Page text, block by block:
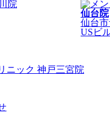
仙台院
仙台
USビ
ニック 神戸三宮院